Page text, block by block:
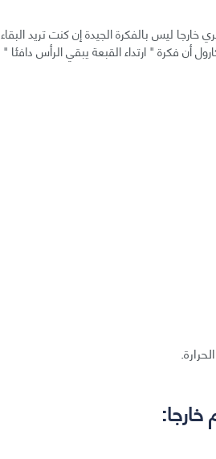
ليس بالفكرة الجيدة إن كنت تريد البقاء
أن فكرة " ارتداء القبعة يبقي الرأس دافئا "